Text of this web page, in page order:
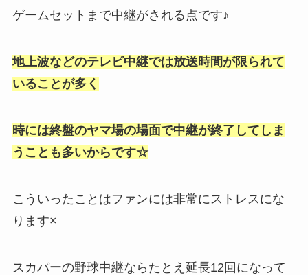
ゲームセットまで中継がされる点です♪
地上波などのテレビ中継では放送時間が限られて
いることが多く
時には終盤のヤマ場の場面で中継が終了してしま
うことも多いからです☆
こういったことはファンには非常にストレスにな
ります×
スカパーの野球中継ならたとえ延長12回になって